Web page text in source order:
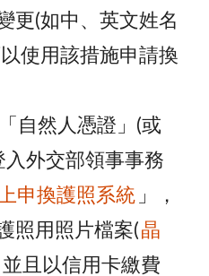
更(如中、英文姓名
使用該措施申請換
自然人憑證」(或
外交部領事事務
申換護照系統 」，
照用照片檔案(晶
並且以信用卡繳費